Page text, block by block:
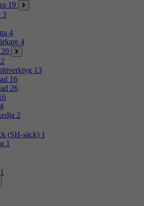
19
3
4
4
13
16
26
2
(SH-säck) 1
1
1